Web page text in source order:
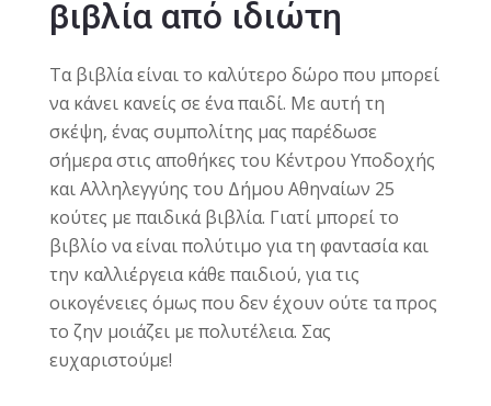
βιβλία από ιδιώτη
Τα βιβλία είναι το καλύτερο δώρο που μπορεί
να κάνει κανείς σε ένα παιδί. Με αυτή τη
σκέψη, ένας συμπολίτης μας παρέδωσε
σήμερα στις αποθήκες του Κέντρου Υποδοχής
και Αλληλεγγύης του Δήμου Αθηναίων 25
κούτες με παιδικά βιβλία. Γιατί μπορεί το
βιβλίο να είναι πολύτιμο για τη φαντασία και
την καλλιέργεια κάθε παιδιού, για τις
οικογένειες όμως που δεν έχουν ούτε τα προς
το ζην μοιάζει με πολυτέλεια. Σας
ευχαριστούμε!